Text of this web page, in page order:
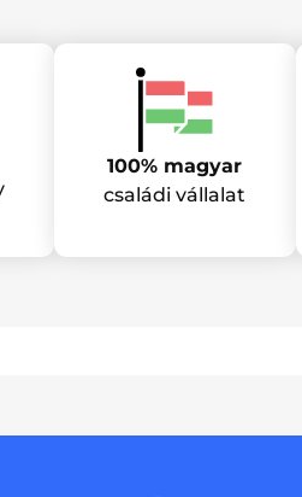
100% magyar
családi vállalat